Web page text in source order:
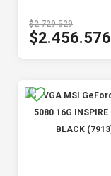
$2.729.529
$2.456.576